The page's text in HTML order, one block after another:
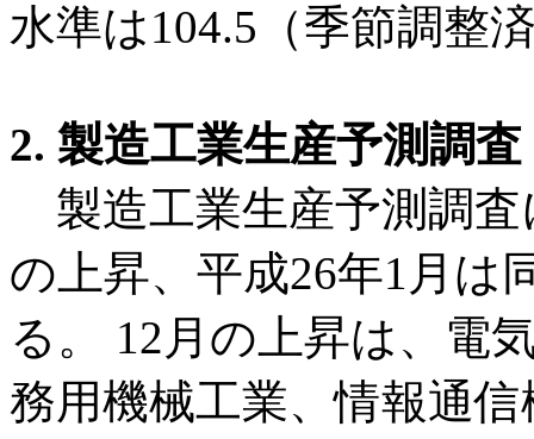
水準は104.5（季節調整
2. 製造工業生産予測調査
製造工業生産予測調査
の上昇、平成26年1月は
る。 12月の上昇は、電
務用機械工業、情報通